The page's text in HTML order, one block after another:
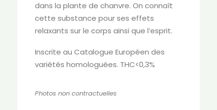
dans la plante de chanvre. On connaît
cette substance pour ses effets
relaxants sur le corps ainsi que l’esprit.
Inscrite au Catalogue Européen des
variétés homologuées. THC<0,3%
Photos non contractuelles